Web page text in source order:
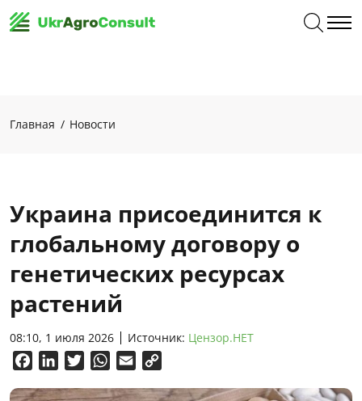
Главная Новости
Украина присоединится к
глобальному договору о
генетических ресурсах
растений
08:10, 1 июля 2026 Источник: Цензор.НЕТ
FacebookLinkedInTwitterWhatsApp
Email